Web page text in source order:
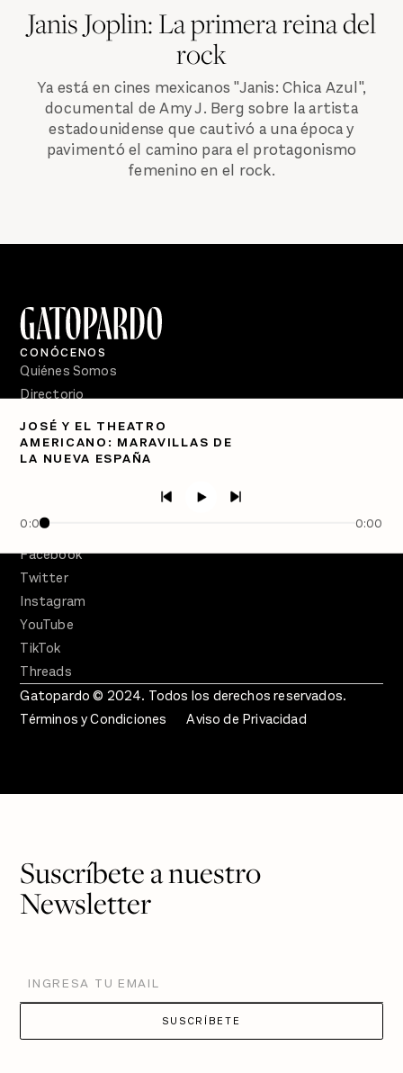
Janis Joplin: La primera reina del
rock
Ya está en cines mexicanos "Janis: Chica Azul",
documental de Amy J. Berg sobre la artista
estadounidense que cautivó a una época y
pavimentó el camino para el protagonismo
femenino en el rock.
JOSÉ Y EL THEATRO
AMERICANO: MARAVILLAS DE
LA NUEVA ESPAÑA
0:00 0:00
CONÓCENOS
Quiénes Somos
Directorio
PÓDCASTS
Semanario Gatopardo
Facebook
Twitter
Instagram
YouTube
TikTok
Threads
Gatopardo © 2024. Todos los derechos reservados.
Términos y Condiciones
Aviso de Privacidad
Suscríbete a nuestro
Newsletter